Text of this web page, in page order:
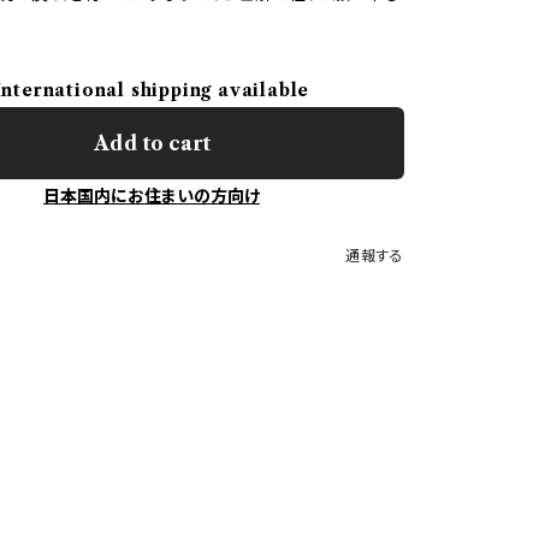
shipping available
Add to cart
日本国内にお住まいの方向け
通報する